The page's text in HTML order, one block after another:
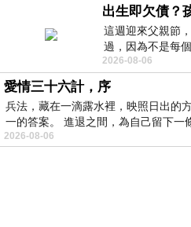
這週迎來父親節
過，因為不是每
節的，平時也沒
2026-08-06
愛情三十六計，序
兵法，藏在一滴露水裡，映照日出的
一的答案。 進退之間，為自己留下一
2026-08-06